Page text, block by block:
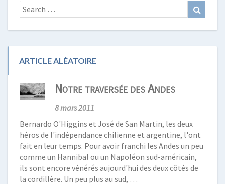
Search
for:
ARTICLE ALÉATOIRE
Notre traversée des Andes
8 mars 2011
Bernardo O'Higgins et José de San Martin, les deux
héros de l'indépendance chilienne et argentine, l'ont
fait en leur temps. Pour avoir franchi les Andes un peu
comme un Hannibal ou un Napoléon sud-américain,
ils sont encore vénérés aujourd'hui des deux côtés de
la cordillère. Un peu plus au sud, …